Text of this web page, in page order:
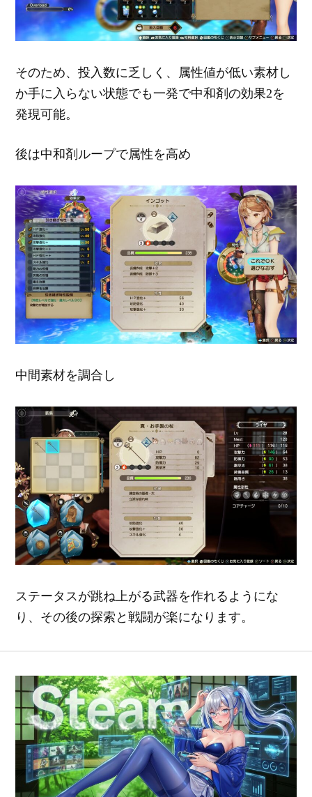
そのため、投入数に乏しく、属性値が低い素材し
か手に入らない状態でも一発で中和剤の効果2を
発現可能。
後は中和剤ループで属性を高め
中間素材を調合し
ステータスが跳ね上がる武器を作れるようにな
り、その後の探索と戦闘が楽になります。